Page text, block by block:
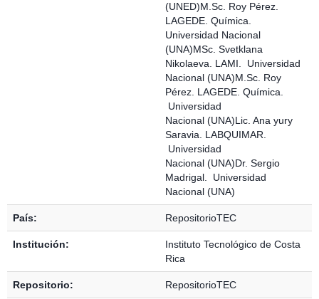
(UNED)M.Sc. Roy Pérez.
LAGEDE. Química.
Universidad Nacional
(UNA)MSc. Svetklana
Nikolaeva. LAMI. Universidad
Nacional (UNA)M.Sc. Roy
Pérez. LAGEDE. Química.
Universidad
Nacional (UNA)Lic. Ana yury
Saravia. LABQUIMAR.
Universidad
Nacional (UNA)Dr. Sergio
Madrigal. Universidad
Nacional (UNA)
País: RepositorioTEC
Institución:
Instituto Tecnológico de Costa
Rica
Repositorio: RepositorioTEC